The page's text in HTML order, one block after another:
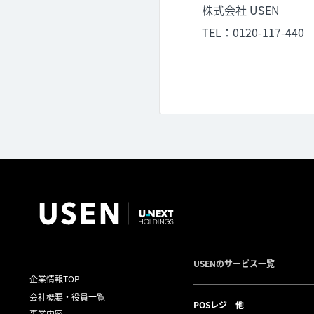
株式会社 USEN
TEL：0120-117-440
企業情報TOP
会社概要・役員一覧
USENのサービス一覧
POSレジ 他